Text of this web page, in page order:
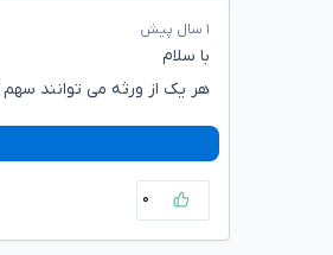
۱ سال پیش
با سلام
هر یک از ورثه می توانند سهم
۰